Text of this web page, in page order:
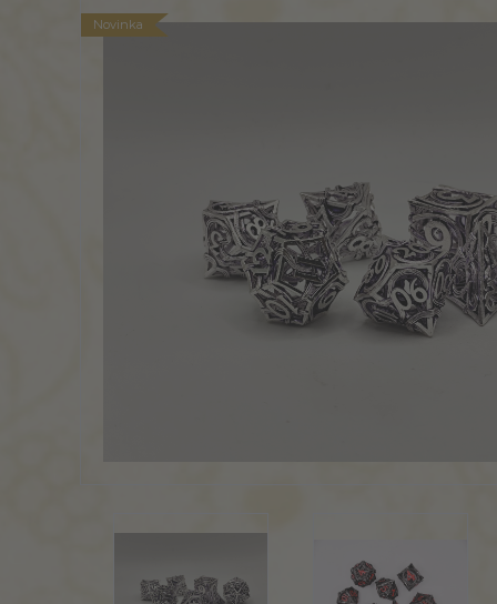
Novinka